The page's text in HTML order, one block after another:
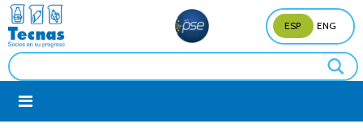
ESP ENG